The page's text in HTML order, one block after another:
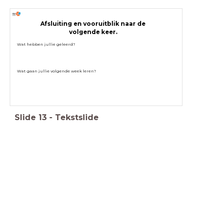
Afsluiting en vooruitblik naar de
volgende keer.
Wat hebben jullie geleerd?
Wat gaan jullie volgende week leren?
Slide 13 - Tekstslide